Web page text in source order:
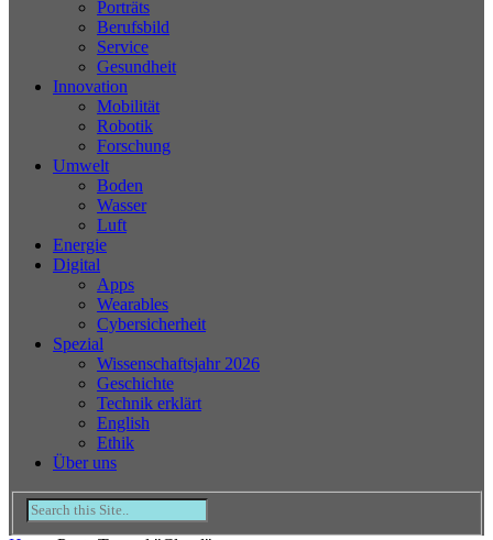
Porträts
Berufsbild
Service
Gesundheit
Innovation
Mobilität
Robotik
Forschung
Umwelt
Boden
Wasser
Luft
Energie
Digital
Apps
Wearables
Cybersicherheit
Spezial
Wissenschaftsjahr 2026
Geschichte
Technik erklärt
English
Ethik
Über uns